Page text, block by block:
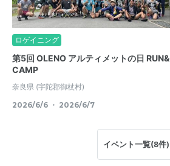
ロゲイニング
第5回 OLENO アルティメットの日 RUN&
CAMP
奈良県 (宇陀郡御杖村)
2026/6/6 ・ 2026/6/7
イベント一覧(8件)